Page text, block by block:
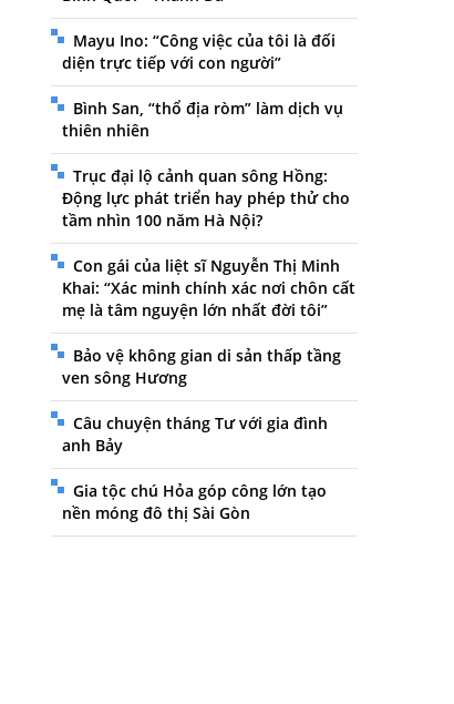
Mayu Ino: “Công việc của tôi là đối
diện trực tiếp với con người”
Bình San, “thổ địa ròm” làm dịch vụ
thiên nhiên
Trục đại lộ cảnh quan sông Hồng:
Động lực phát triển hay phép thử cho
tầm nhìn 100 năm Hà Nội?
Con gái của liệt sĩ Nguyễn Thị Minh
Khai: “Xác minh chính xác nơi chôn cất
mẹ là tâm nguyện lớn nhất đời tôi”
Bảo vệ không gian di sản thấp tầng
ven sông Hương
Câu chuyện tháng Tư với gia đình
anh Bảy
Gia tộc chú Hỏa góp công lớn tạo
nền móng đô thị Sài Gòn